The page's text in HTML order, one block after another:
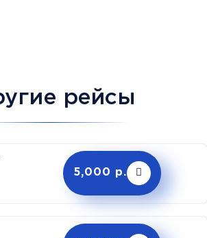
рейсы
5,000 р.